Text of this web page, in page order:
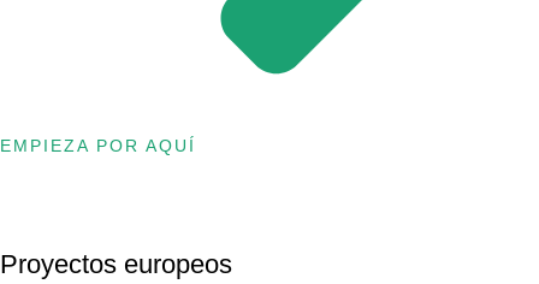
EMPIEZA POR AQUÍ
Proyectos europeos